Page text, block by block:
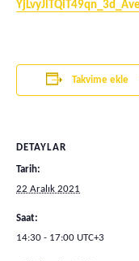
Takvime ekle
DETAYLAR
Tarih:
22 Aralık 2021
Saat:
14:30 - 17:00 UTC+3